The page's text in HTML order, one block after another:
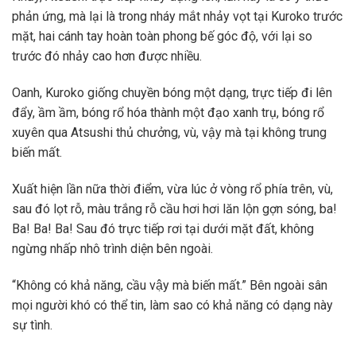
phản ứng, mà lại là trong nháy mắt nhảy vọt tại Kuroko trước
mặt, hai cánh tay hoàn toàn phong bế góc độ, với lại so
trước đó nhảy cao hơn được nhiều.
Oanh, Kuroko giống chuyền bóng một dạng, trực tiếp đi lên
đẩy, ầm ầm, bóng rổ hóa thành một đạo xanh trụ, bóng rổ
xuyên qua Atsushi thủ chưởng, vù, vậy mà tại không trung
biến mất.
Xuất hiện lần nữa thời điểm, vừa lúc ở vòng rổ phía trên, vù,
sau đó lọt rỗ, màu trắng rỗ cầu hơi hơi lăn lộn gợn sóng, ba!
Ba! Ba! Ba! Sau đó trực tiếp rơi tại dưới mặt đất, không
ngừng nhấp nhô trình diện bên ngoài.
“Không có khả năng, cầu vậy mà biến mất.” Bên ngoài sân
mọi người khó có thể tin, làm sao có khả năng có dạng này
sự tình.